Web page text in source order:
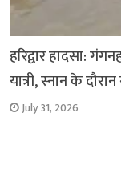
हरिद्वार हादसा:
यात्री, स्नान के
July 31, 2026